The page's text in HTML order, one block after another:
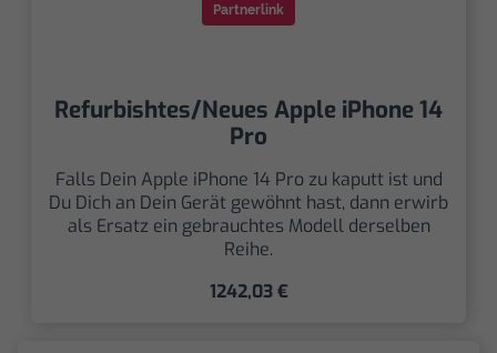
Partnerlink
Refurbishtes/Neues Apple iPhone 14
Pro
Falls Dein Apple iPhone 14 Pro zu kaputt ist und
Du Dich an Dein Gerät gewöhnt hast, dann erwirb
als Ersatz ein gebrauchtes Modell derselben
Reihe.
1242,03 €